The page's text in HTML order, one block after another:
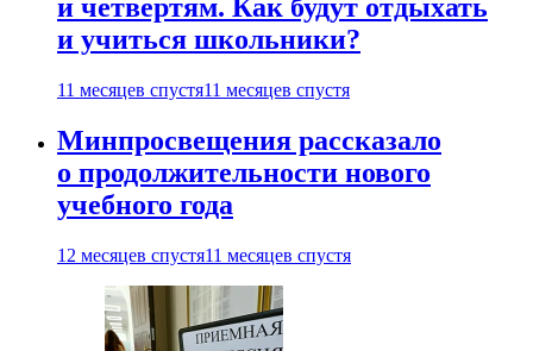
и четвертям. Как будут отдыхать
и учиться школьники?
11 месяцев спустя11 месяцев спустя
Минпросвещения рассказало
о продолжительности нового
учебного года
12 месяцев спустя11 месяцев спустя